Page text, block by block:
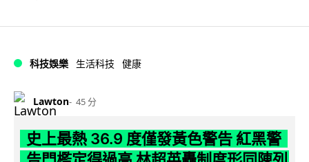
科技娛樂 生活科技 健康
Lawton 45 分
史上最熱 36.9 度僅發黃色警告 紅黑警